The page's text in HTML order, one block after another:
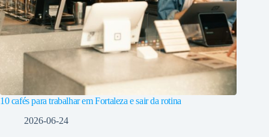
10 cafés para trabalhar em Fortaleza e sair da rotina
2026-06-24